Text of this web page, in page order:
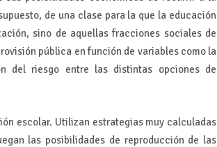
de una clase para la que la educación
sino de aquellas fracciones sociales de
pública en función de variables como la
del riesgo entre las distintas opciones de
escolar. Utilizan estrategias muy calculadas
las posibilidades de reproducción de las